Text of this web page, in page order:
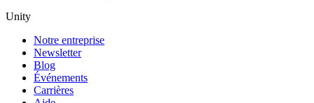
Unity
Notre entreprise
Newsletter
Blog
Événements
Carrières